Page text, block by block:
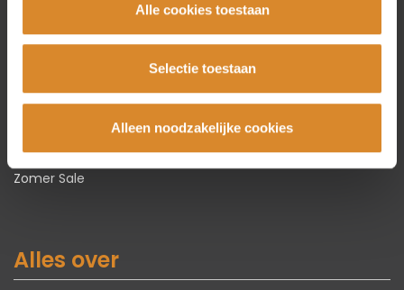
Alle cookies toestaan
Selectie toestaan
Alleen noodzakelijke cookies
Bankstellen
Fauteuils
Stoelen
Karpetten
Zomer Sale
Alles over